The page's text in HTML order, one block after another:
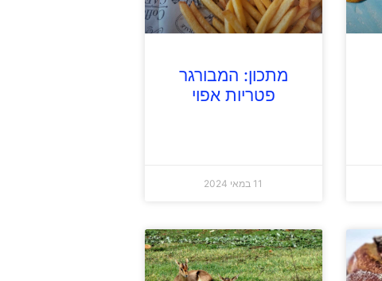
מתכון: המבורגר
פטריות אפוי
11 במאי 2024